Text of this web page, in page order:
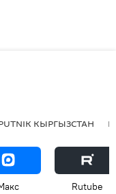
КЫРГЫЗСТАН
Rutube